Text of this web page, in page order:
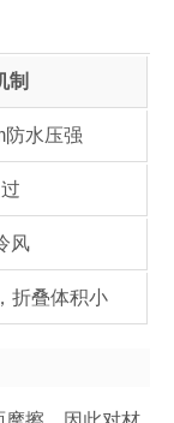
制
防水压强
风
折叠体积小